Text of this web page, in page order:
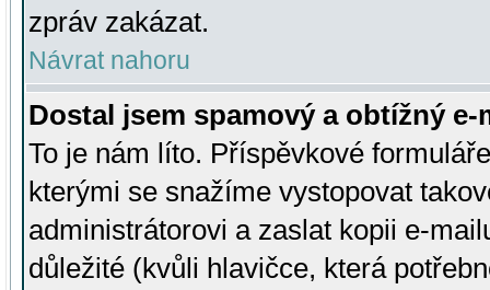
zpráv zakázat.
Návrat nahoru
Dostal jsem spamový a obtížný
To je nám líto. Příspěvkové
kterými se snažíme vystopovat
administrátorovi a zaslat kopii e-
důležité (kvůli hlavičce, která